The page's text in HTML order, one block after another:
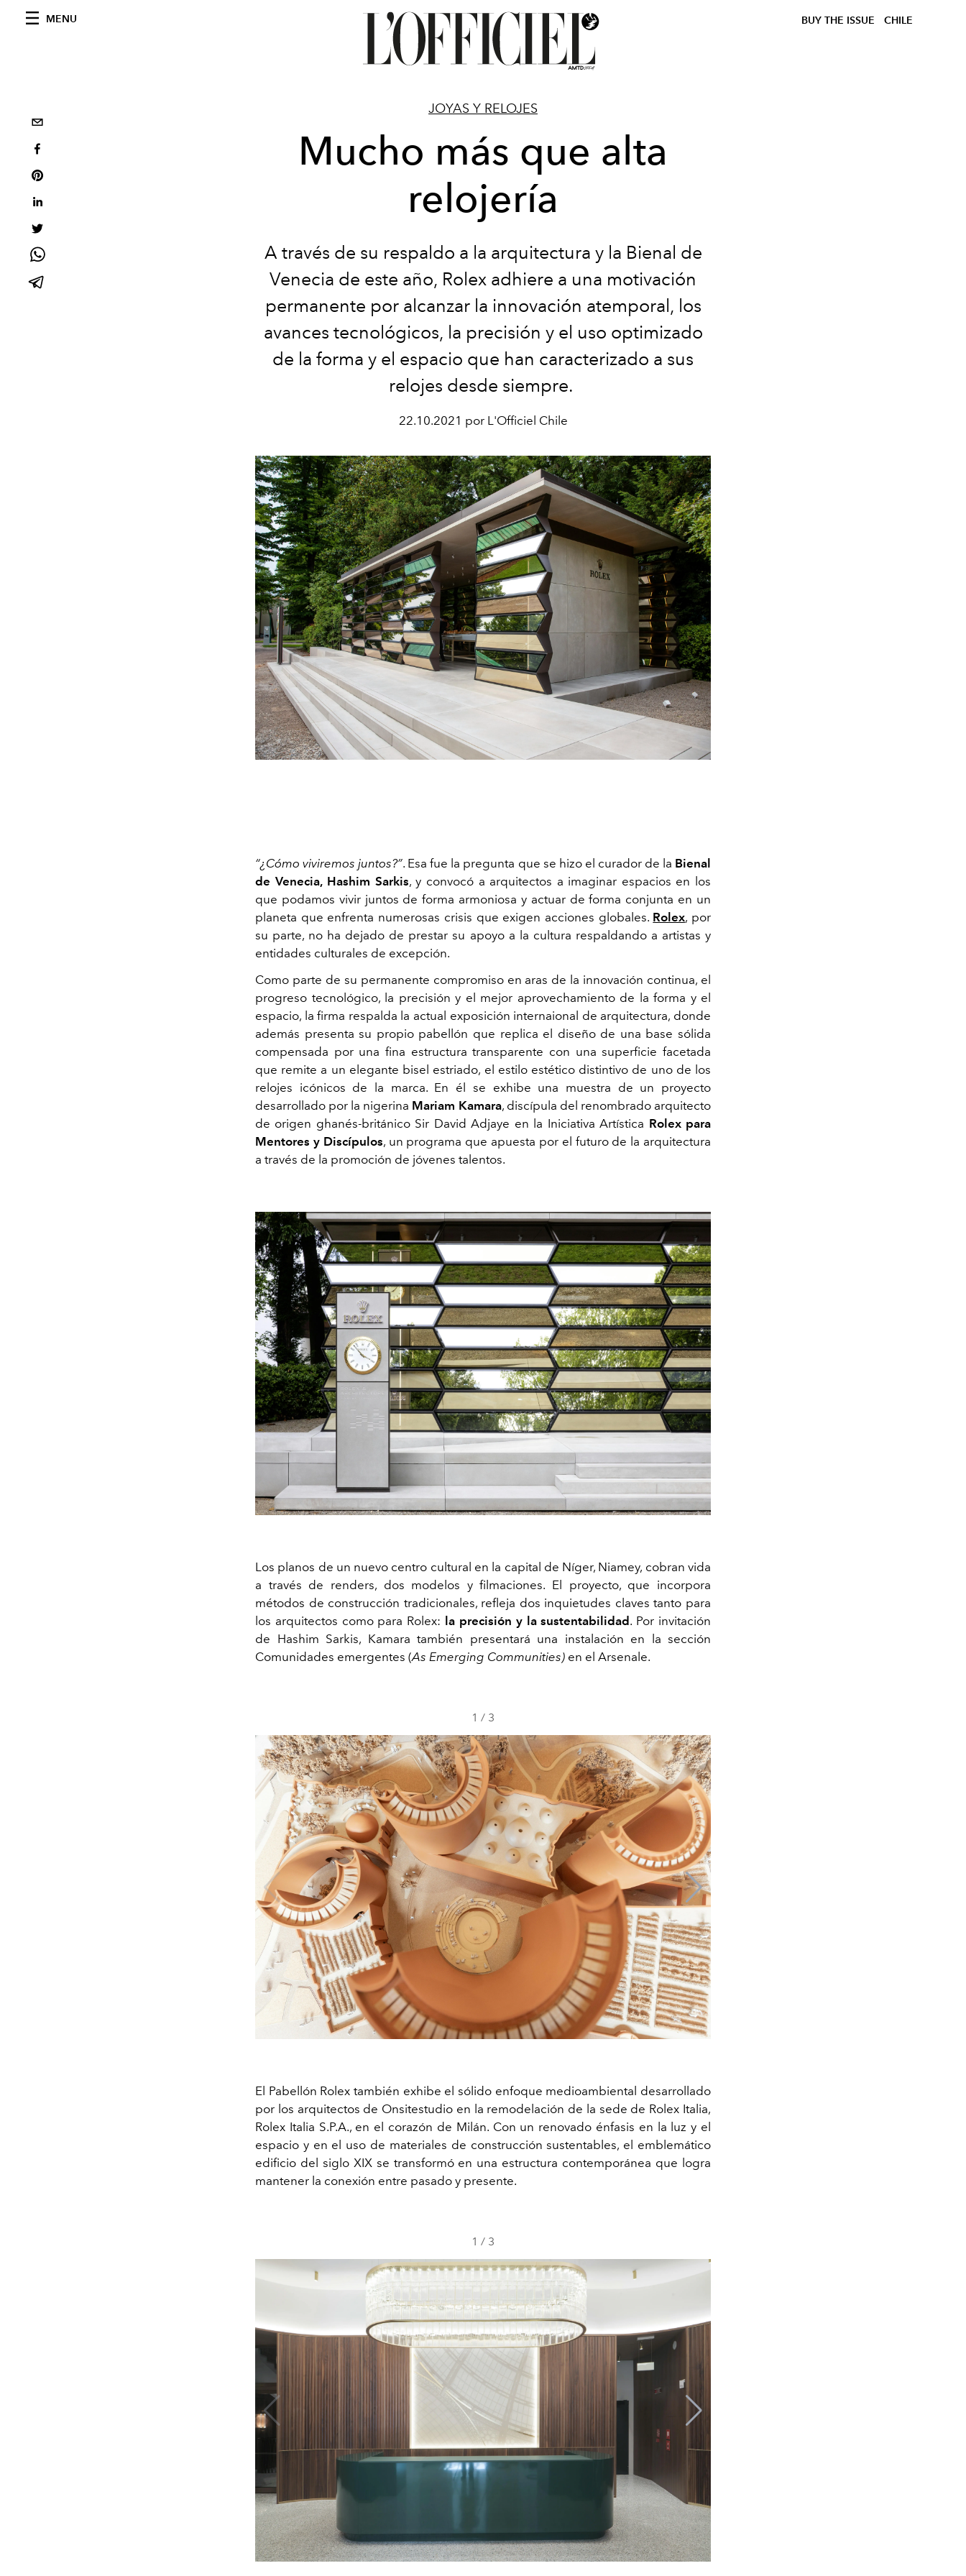
MENU BUY THE ISSUE CHILE
JOYAS Y RELOJES
Mucho más que alta
relojería
A través de su respaldo a la arquitectura y la Bienal de
Venecia de este año, Rolex adhiere a una motivación
permanente por alcanzar la innovación atemporal, los
avances tecnológicos, la precisión y el uso optimizado
de la forma y el espacio que han caracterizado a sus
relojes desde siempre.
22.10.2021 por L'Officiel Chile
“¿Cómo viviremos juntos?”. Esa fue la pregunta que se hizo el curador de la Bienal
de Venecia, Hashim Sarkis, y convocó a arquitectos a imaginar espacios en los
que podamos vivir juntos de forma armoniosa y actuar de forma conjunta en un
planeta que enfrenta numerosas crisis que exigen acciones globales. Rolex, por
su parte, no ha dejado de prestar su apoyo a la cultura respaldando a artistas y
entidades culturales de excepción.
Como parte de su permanente compromiso en aras de la innovación continua, el
progreso tecnológico, la precisión y el mejor aprovechamiento de la forma y el
espacio, la firma respalda la actual exposición internaional de arquitectura, donde
además presenta su propio pabellón que replica el diseño de una base sólida
compensada por una fina estructura transparente con una superficie facetada
que remite a un elegante bisel estriado, el estilo estético distintivo de uno de los
relojes icónicos de la marca. En él se exhibe una muestra de un proyecto
desarrollado por la nigerina Mariam Kamara, discípula del renombrado arquitecto
de origen ghanés-británico Sir David Adjaye en la Iniciativa Artística Rolex para
Mentores y Discípulos, un programa que apuesta por el futuro de la arquitectura
a través de la promoción de jóvenes talentos.
Los planos de un nuevo centro cultural en la capital de Níger, Niamey, cobran vida
a través de renders, dos modelos y filmaciones. El proyecto, que incorpora
métodos de construcción tradicionales, refleja dos inquietudes claves tanto para
los arquitectos como para Rolex: la precisión y la sustentabilidad . Por invitación
de Hashim Sarkis, Kamara también presentará una instalación en la sección
Comunidades emergentes (As Emerging Communities) en el Arsenale.
1 / 3
El Pabellón Rolex también exhibe el sólido enfoque medioambiental desarrollado
por los arquitectos de Onsitestudio en la remodelación de la sede de Rolex Italia,
Rolex Italia S.P.A., en el corazón de Milán. Con un renovado énfasis en la luz y el
espacio y en el uso de materiales de construcción sustentables, el emblemático
edificio del siglo XIX se transformó en una estructura contemporánea que logra
mantener la conexión entre pasado y presente.
1 / 3